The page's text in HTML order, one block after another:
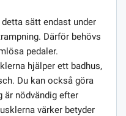
sätt endast under
Därför behövs
pedaler.
hjälper ett badhus,
Du kan också göra
är nödvändig efter
värker betyder